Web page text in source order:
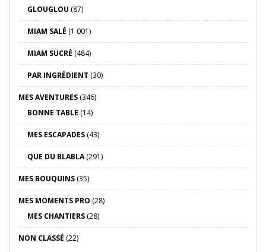
GLOUGLOU (87)
MIAM SALÉ (1 001)
MIAM SUCRÉ (484)
PAR INGRÉDIENT (30)
MES AVENTURES (346)
BONNE TABLE (14)
MES ESCAPADES (43)
QUE DU BLABLA(291)
MES BOUQUINS (35)
MES MOMENTS PRO (28)
MES CHANTIERS (28)
NON CLASSÉ (22)